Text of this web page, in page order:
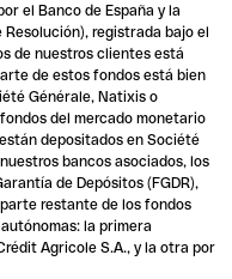
el Banco de España y la
registrada bajo el
de nuestros clientes está
de estos fondos está bien
Générale, Natixis o
del mercado monetario
depositados en Société
bancos asociados, los
de Depósitos (FGDR),
restante de los fondos
la primera
Agricole S.A., y la otra por